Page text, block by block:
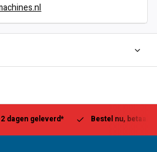
dagen geleverd* Bestel nu, betaal